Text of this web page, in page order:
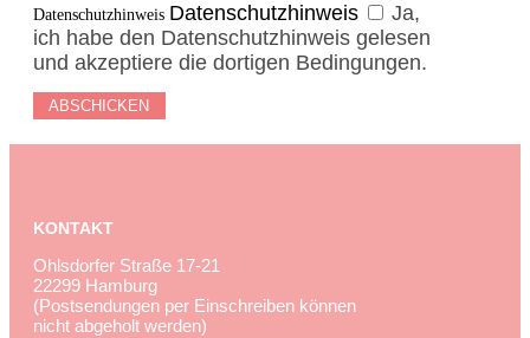
Datenschutzhinweis Datenschutzhinweis
Ja,
ich habe den Datenschutzhinweis gelesen
und akzeptiere die dortigen Bedingungen.
ABSCHICKEN
KONTAKT
Ohlsdorfer Straße 17-21
22299 Hamburg
(Postsendungen per Einschreiben können
nicht abgeholt werden)